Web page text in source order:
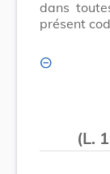
dans
présent
(L.